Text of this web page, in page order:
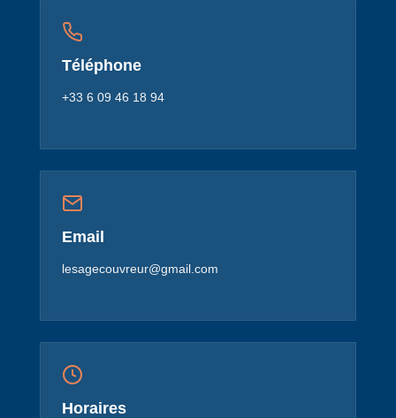
Téléphone
+33 6 09 46 18 94
Email
lesagecouvreur@gmail.com
Horaires